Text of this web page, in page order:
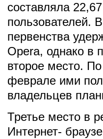
составляла
пользователей.
первенства
Opera, однако в
второе место.
феврале ими
владельцев
Третье место в
Интернет-